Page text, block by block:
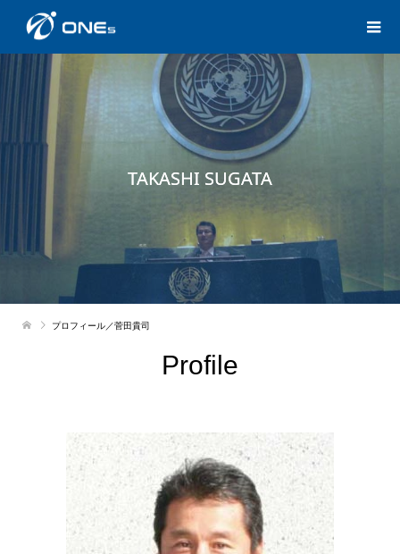
TAKASHI SUGATA
プロフィール／菅田貴司
Profile